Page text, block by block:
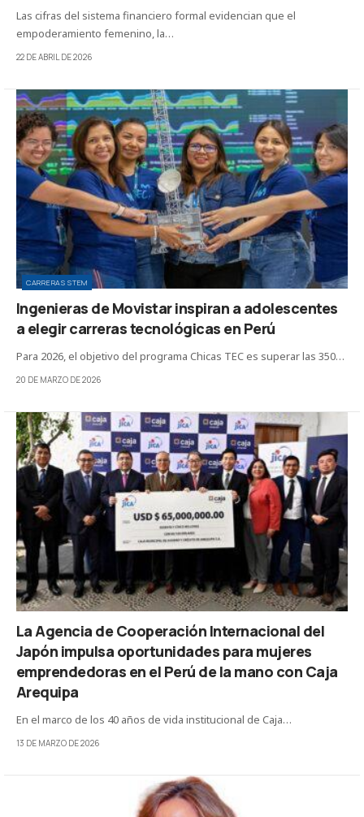
Las cifras del sistema financiero formal evidencian que el
empoderamiento femenino, la…
22 DE ABRIL DE 2026
CARRERAS STEM
Ingenieras de Movistar inspiran a adolescentes
a elegir carreras tecnológicas en Perú
Para 2026, el objetivo del programa Chicas TEC es superar las 350…
20 DE MARZO DE 2026
La Agencia de Cooperación Internacional del
Japón impulsa oportunidades para mujeres
emprendedoras en el Perú de la mano con Caja
Arequipa
En el marco de los 40 años de vida institucional de Caja…
13 DE MARZO DE 2026